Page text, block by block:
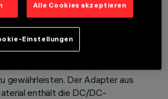
Strahler komplett mit Adapter
48V-Niedervoltschiene. Gehäuse
von zwei Schalen aus
Passives Kühlsystem, ideal,
und ein effizientes
gewährleisten. Der Adapter aus
enthält die DC/DC-
Alle Cookies akzeptieren
Einstellungen